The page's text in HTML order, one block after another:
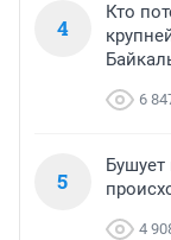
4
Кто
6
5
4